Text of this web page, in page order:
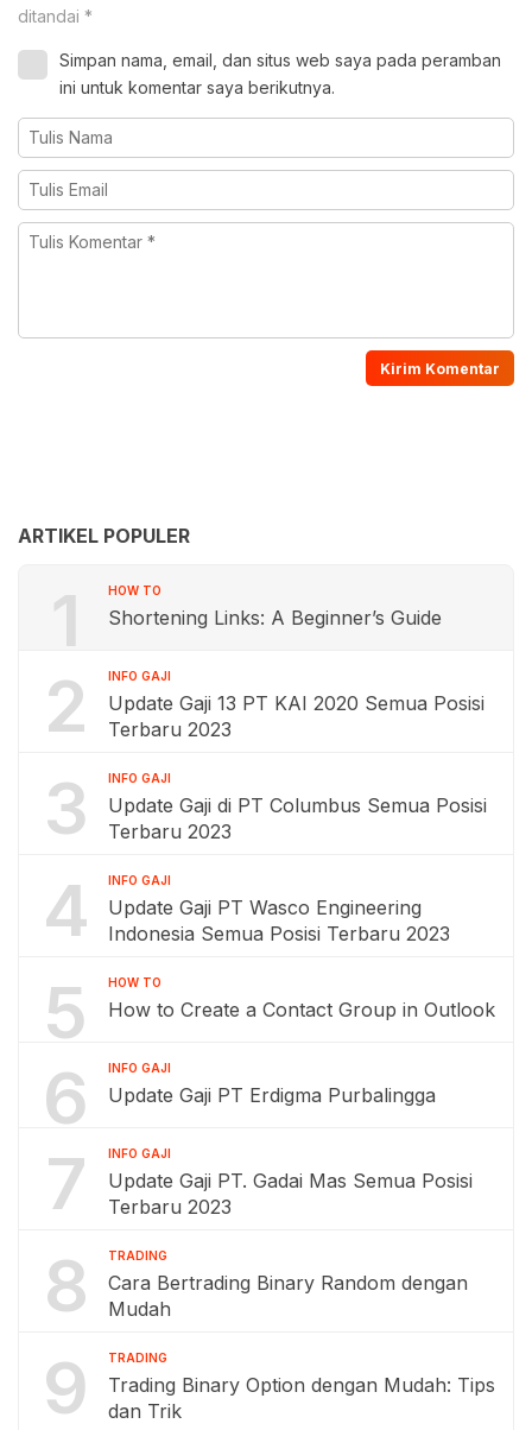
ditandai *
Simpan nama, email, dan situs web saya pada peramban
ini untuk komentar saya berikutnya.
ARTIKEL POPULER
1 HOW TO
Shortening Links: A Beginner’s Guide
2 INFO GAJI
Update Gaji 13 PT KAI 2020 Semua Posisi
Terbaru 2023
3 INFO GAJI
Update Gaji di PT Columbus Semua Posisi
Terbaru 2023
4 INFO GAJI
Update Gaji PT Wasco Engineering
Indonesia Semua Posisi Terbaru 2023
5 HOW TO
How to Create a Contact Group in Outlook
6 INFO GAJI
Update Gaji PT Erdigma Purbalingga
7 INFO GAJI
Update Gaji PT. Gadai Mas Semua Posisi
Terbaru 2023
8 TRADING
Cara Bertrading Binary Random dengan
Mudah
9 TRADING
Trading Binary Option dengan Mudah: Tips
dan Trik